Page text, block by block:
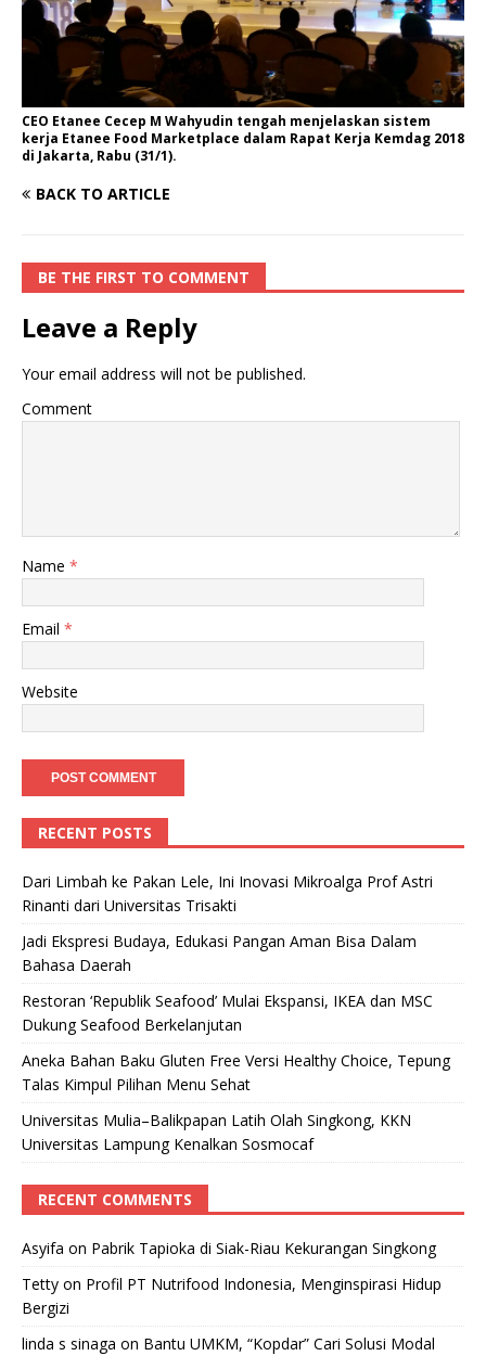
CEO Etanee Cecep M Wahyudin tengah menjelaskan sistem
kerja Etanee Food Marketplace dalam Rapat Kerja Kemdag 2018
di Jakarta, Rabu (31/1).
BACK TO ARTICLE
BE THE FIRST TO COMMENT
Leave a Reply
Your email address will not be published.
Comment
Name *
Email *
Website
RECENT POSTS
Dari Limbah ke Pakan Lele, Ini Inovasi Mikroalga Prof Astri
Rinanti dari Universitas Trisakti
Jadi Ekspresi Budaya, Edukasi Pangan Aman Bisa Dalam
Bahasa Daerah
Restoran ‘Republik Seafood’ Mulai Ekspansi, IKEA dan MSC
Dukung Seafood Berkelanjutan
Aneka Bahan Baku Gluten Free Versi Healthy Choice, Tepung
Talas Kimpul Pilihan Menu Sehat
Universitas Mulia–Balikpapan Latih Olah Singkong, KKN
Universitas Lampung Kenalkan Sosmocaf
RECENT COMMENTS
Asyifa on Pabrik Tapioka di Siak-Riau Kekurangan Singkong
Tetty on Profil PT Nutrifood Indonesia, Menginspirasi Hidup
Bergizi
linda s sinaga on Bantu UMKM, “Kopdar” Cari Solusi Modal